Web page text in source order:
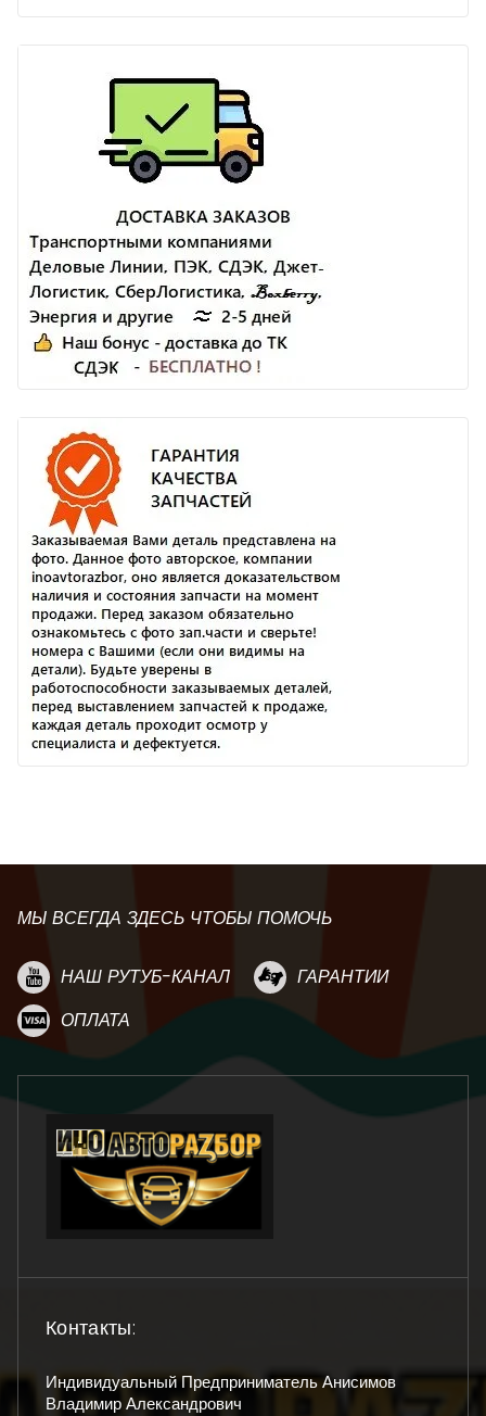
МЫ ВСЕГДА ЗДЕСЬ ЧТОБЫ ПОМОЧЬ
НАШ РУТУБ-КАНАЛ
ГАРАНТИИ
ОПЛАТА
Контакты:
Индивидуальный Предприниматель Анисимов
Владимир Александрович